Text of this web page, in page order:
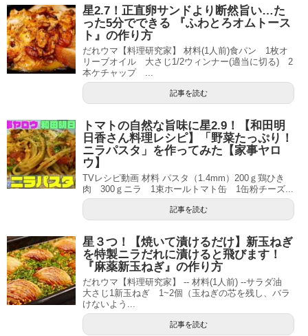
星2.7！正直卵サンドより断然旨い…た
った5分でできる 『ふわとろオムトース
ト』の作り方
だれウマ【料理研究家】 材料(1人前)食パン 1枚オ
リーブオイル 大さじ1/2ウィンナー(適当に切る) 2
本ケチャップ ...
記事を読む
トマトの自然な旨味に星2.9！【和田明
日香さん料理レシピ】「野菜たっぷり！
ニラパスタ」を作ってみた【家事ヤロ
ウ】
TVレシピ動画 材料 パスタ（1.4mm）200ｇ鶏ひき
肉 300ｇニラ 1束ホールトマト缶 1缶粉チーズ...
記事を読む
星３つ！【焼いて漬けるだけ】新玉ねぎ
を特製ニラだれに漬けると飛びます！
『麻薬新玉ねぎ』の作り方
だれウマ【料理研究家】 -- 材料(1人前) --サラダ油
大さじ1新玉ねぎ 1~2個（玉ねぎの芯を残し、バラ
けないよう...
記事を読む